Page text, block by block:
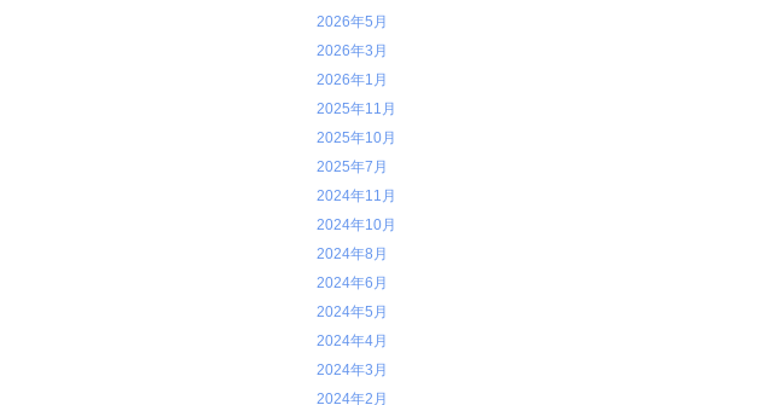
2026年5月
2026年3月
2026年1月
2025年11月
2025年10月
2025年7月
2024年11月
2024年10月
2024年8月
2024年6月
2024年5月
2024年4月
2024年3月
2024年2月